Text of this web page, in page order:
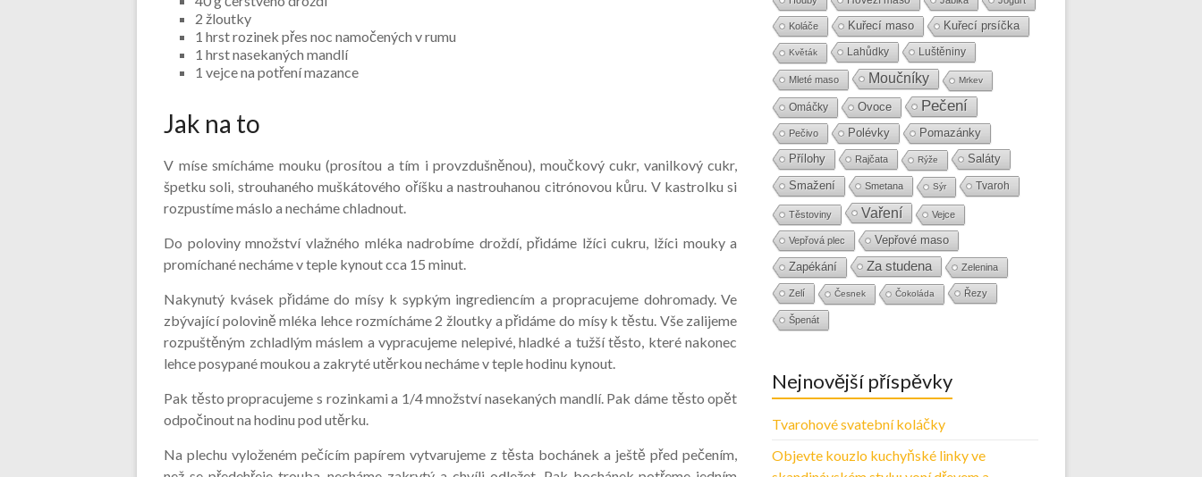
2 žloutky
1 hrst rozinek přes noc namočených v rumu
1 hrst nasekaných mandlí
1 vejce na potření mazance
Jak na to
V míse smícháme mouku (prosítou a tím i provzdušněnou), moučkový cukr, vanilkový cukr,
špetku soli, strouhaného muškátového oříšku a nastrouhanou citrónovou kůru. V kastrolku si
rozpustíme máslo a necháme chladnout.
Do poloviny množství vlažného mléka nadrobíme droždí, přidáme lžíci cukru, lžíci mouky a
promíchané necháme v teple kynout cca 15 minut.
Nakynutý kvásek přidáme do mísy k sypkým ingrediencím a propracujeme dohromady. Ve
zbývající polovině mléka lehce rozmícháme 2 žloutky a přidáme do mísy k těstu. Vše zalijeme
rozpuštěným zchladlým máslem a vypracujeme nelepivé, hladké a tužší těsto, které nakonec
lehce posypané moukou a zakryté utěrkou necháme v teple hodinu kynout.
Pak těsto propracujeme s rozinkami a 1/4 množství nasekaných mandlí. Pak dáme těsto opět
odpočinout na hodinu pod utěrku.
Na plechu vyloženém pečícím papírem vytvarujeme z těsta bochánek a ještě před pečením,
Koláče Kuřecí maso Kuřecí prsíčka
Květák Lahůdky Luštěniny
Mleté maso Moučníky Mrkev
Omáčky Ovoce Pečení
Pečivo Polévky Pomazánky
Přílohy Rajčata Rýže
Saláty
Smažení
Smetana Sýr Tvaroh
Těstoviny Vaření Vejce
Vepřová plec
Vepřové maso
Zapékání
Za studena Zelenina
Zelí Česnek Čokoláda Řezy
Špenát
Nejnovější příspěvky
Tvarohové svatební koláčky
Objevte kouzlo kuchyňské linky ve